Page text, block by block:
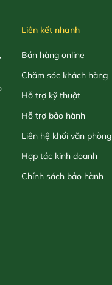
Liên kết nhanh
Bán hàng online
Chăm sóc khách hàng
Hỗ trợ kỹ thuật
Hỗ trợ bảo hành
Liên hệ khối văn phòng
Hợp tác kinh doanh
Chính sách bảo hành